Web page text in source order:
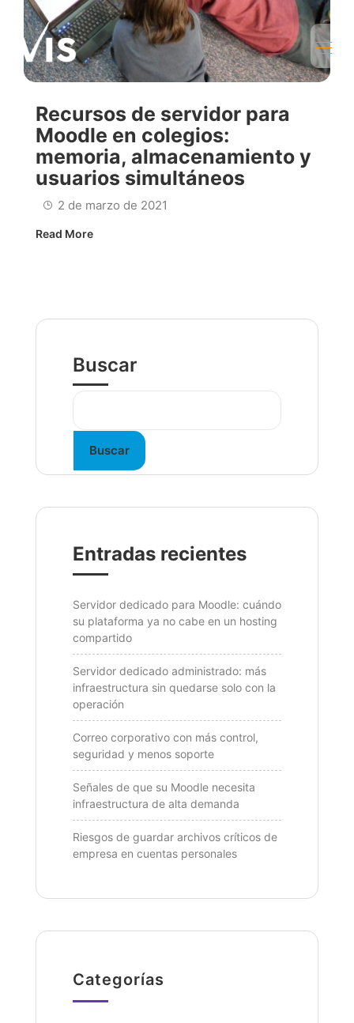
Recursos de servidor para
Moodle en colegios:
memoria, almacenamiento y
usuarios simultáneos
2 de marzo de 2021
Read More
Buscar
Buscar
Entradas recientes
Servidor dedicado para Moodle: cuándo
su plataforma ya no cabe en un hosting
compartido
Servidor dedicado administrado: más
infraestructura sin quedarse solo con la
operación
Correo corporativo con más control,
seguridad y menos soporte
Señales de que su Moodle necesita
infraestructura de alta demanda
Riesgos de guardar archivos críticos de
empresa en cuentas personales
Categorías